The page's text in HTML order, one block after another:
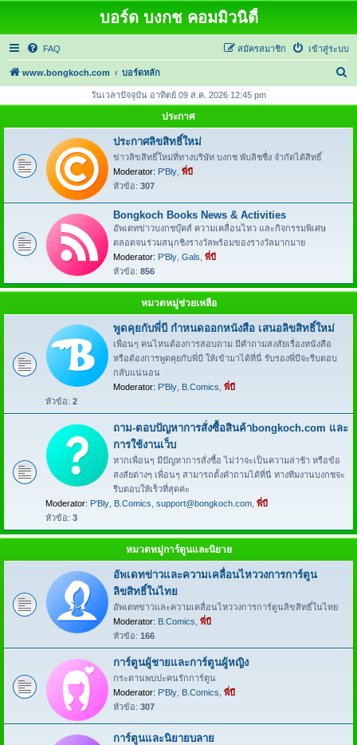
บอร์ด บงกช คอมมิวนิตี้
FAQ เข้าสู่ระบบ
สมัครสมาชิก
www.bongkoch.com บอร์ดหลัก
า
วันเวลาปัจจุบัน อาทิตย์ 09 ส.ค. 2026 12:45 pm
ประกาศ
ประกาศลิขสิทธิ์ใหม่
ข่าวลิขสิทธิ์ใหม่ที่ทางบริษัท บงกช พับลิชชื่ง จำกัดได้สิทธิ์
Moderator: P'Bly พี่บี
หัวข้อ: 307
Bongkoch Books News & Activities
อัพเดทข่าวบงกชบุ๊คส์ ความเคลื่อนไหว และกิจกรรมพิเศษ
ตลอดจนร่วมสนุกชิงรางวัลพร้อมของรางวัลมากมาย
Moderator: P'Bly Gals พี่บี
หัวข้อ: 856
หมวดหมู่ช่วยเหลือ
พูดคุยกับพี่บี กำหนดออกหนังสือ เสนอลิขสิทธิ์ใหม่
เพื่อนๆ คนไหนต้องการสอบถาม มีคำถามสงสัยเรื่องหนังสือ
หรือต้องการพูดคุยกับพี่บี ให้เข้ามาได้ที่นี่ รับรองพี่บีจะรีบตอบ
กลับแน่นอน
Moderator: P'Bly B.Comics พี่บี
หัวข้อ: 2
ถาม-ตอบปัญหาการสั่งซื้อสินค้าbongkoch.com และ
การใช้งานเว็บ
หากเพื่อนๆ มีปัญหาการสั่งซื้อ ไม่ว่าจะเป็นความล่าช้า หรือข้อ
สงสัยต่างๆ เพื่อนๆ สามารถตั้งคำถามได้ที่นี่ ทางทีมงานบงกชจะ
รีบตอบให้เร็วที่สุดค่ะ
Moderator: P'Bly B.Comics support@bongkoch.com พี่บี
หัวข้อ: 3
หมวดหมู่การ์ตูนและนิยาย
อัพเดทข่าวและความเคลื่อนไหววงการการ์ตูน
ลิขสิทธิ์ในไทย
อัพเดทข่าวและความเคลื่อนไหววงการการ์ตูนลิขสิทธิ์ในไทย
Moderator: B.Comics พี่บี
หัวข้อ: 166
การ์ตูนผู้ชายและการ์ตูนผู้หญิง
กระดานพบปะคนรักการ์ตูน
Moderator: P'Bly B.Comics พี่บี
หัวข้อ: 307
การ์ตูนและนิยายบลาย